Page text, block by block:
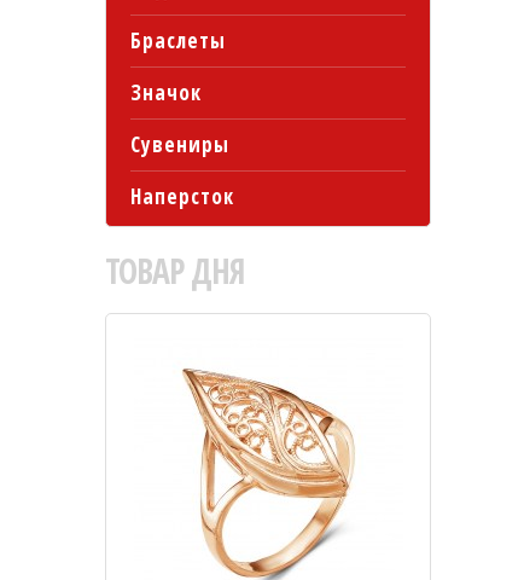
Браслеты
Значок
Сувениры
Наперсток
ТОВАРДНЯ